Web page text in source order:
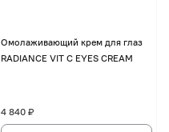
Омолаживающий крем для глаз
RADIANCE VIT C EYES CREAM
4 840 ₽